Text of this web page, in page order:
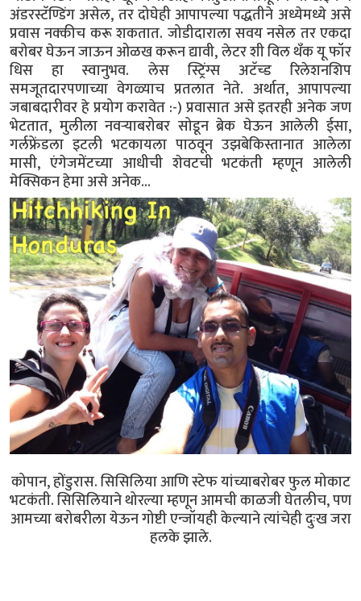
अंडरस्टॅण्डिंग असेल, तर दोघेही आपापल्या पद्धतीने अध्येमध्ये असे
प्रवास नक्कीच करू शकतात. जोडीदाराला सवय नसेल तर एकदा
बरोबर घेऊन जाऊन ओळख करून द्यावी, लेटर शी विल थँक यू फॉर
धिस हा स्वानुभव. लेस स्ट्रिंग्स अटॅच्ड रिलेशनशिप
समजूतदारपणाच्या वेगळ्याच प्रतलात नेते. अर्थात, आपापल्या
जबाबदारीवर हे प्रयोग करावेत :-) प्रवासात असे इतरही अनेक जण
भेटतात, मुलीला नवऱ्याबरोबर सोडून ब्रेक घेऊन आलेली ईसा,
गर्लफ्रेंडला इटली भटकायला पाठवून उझबेकिस्तानात आलेला
मासी, एंगेजमेंटच्या आधीची शेवटची भटकंती म्हणून आलेली
मेक्सिकन हेमा असे अनेक...
कोपान, होंडुरास. सिसिलिया आणि स्टेफ यांच्याबरोबर फुल मोकाट
भटकंती. सिसिलियाने थोरल्या म्हणून आमची काळजी घेतलीच, पण
आमच्या बरोबरीला येऊन गोष्टी एन्जॉयही केल्याने त्यांचेही दुःख जरा
हलके झाले.